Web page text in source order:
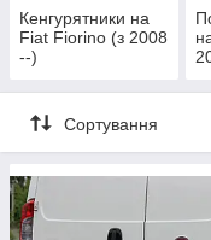
Кенгурятники на
Fiat Fiorino (з 2008
--)
Сортування